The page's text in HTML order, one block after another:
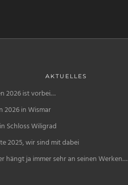
AKTUELLES
2026 ist vorbei…
2026 in Wismar
Schloss Wiligrad
2025, wir sind mit dabei
hängt ja immer sehr an seinen Werken…